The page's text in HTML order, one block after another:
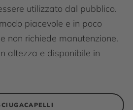
utilizzato dal pubblico.
piacevole e in poco
non richiede manutenzione.
altezza e disponibile in